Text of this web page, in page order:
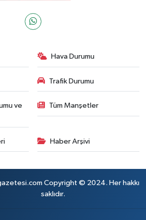
Hava Durumu
Trafik Durumu
ve
Tüm Manşetler
Haber Arşivi
Copyright © 2024. Her hakkı
saklıdır.